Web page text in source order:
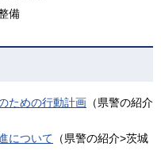
備
ための行動計画 （県警の紹介
について （県警の紹介>茨城